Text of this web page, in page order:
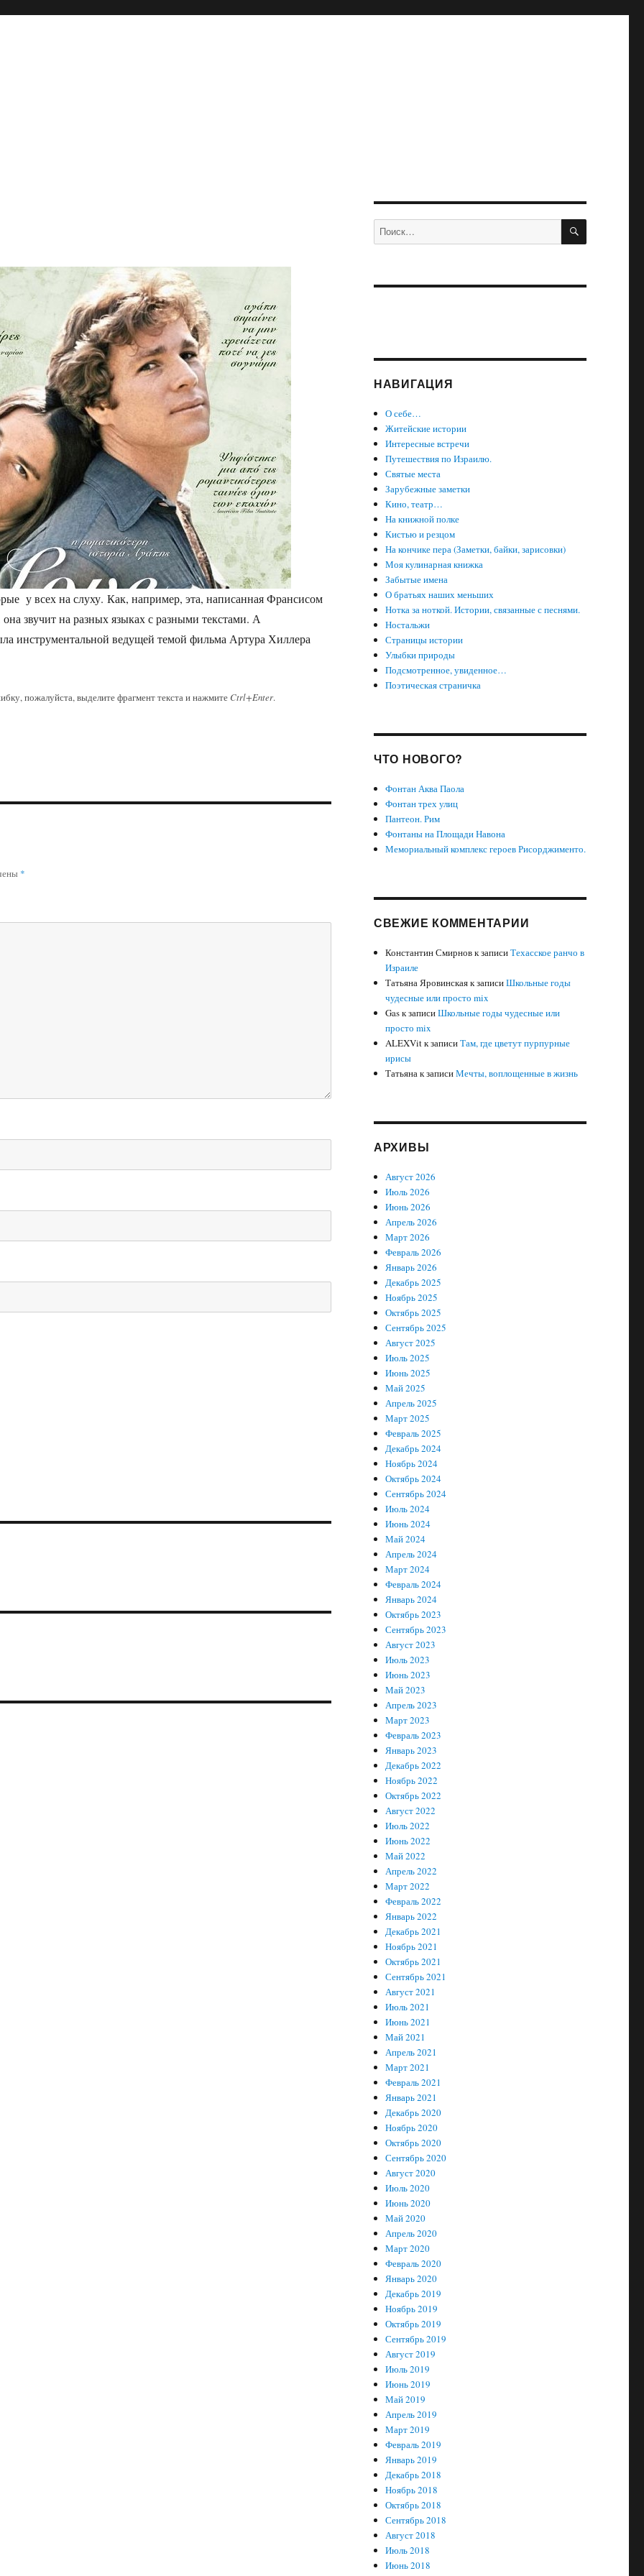
у всех на слуху. Как, например, эта, написанная Франсисом
звучит на разных языках с разными текстами. А
инструментальной ведущей темой фильма Артура Хиллера
пожалуйста, выделите фрагмент текста и нажмите Ctrl+Enter.
*
Искать: ПОИСК
НАВИГАЦИЯ
О себе…
Житейские истории
Интересные встречи
Путешествия по Израилю.
Святые места
Зарубежные заметки
Кино, театр…
На книжной полке
Кистью и резцом
На кончике пера (Заметки, байки, зарисовки)
Моя кулинарная книжка
Забытые имена
О братьях наших меньших
Нотка за ноткой. Истории, связанные с песнями.
Ностальжи
Страницы истории
Улыбки природы
Подсмотренное, увиденное…
Поэтическая страничка
ЧТО НОВОГО?
Фонтан Аква Паола
Фонтан трех улиц
Пантеон. Рим
Фонтаны на Площади Навона
Мемориальный комплекс героев Рисорджименто.
СВЕЖИЕ КОММЕНТАРИИ
Константин Смирновк записиТехасское ранчо в
Израиле
Татьяна Яровинскаяк записиШкольные годы
чудесные или просто mix
Gasк записиШкольные годы чудесные или
просто mix
ALEXVitк записиТам, где цветут пурпурные
ирисы
Татьянак записиМечты, воплощенные в жизнь
АРХИВЫ
Август 2026
Июль 2026
Июнь 2026
Апрель 2026
Март 2026
Февраль 2026
Январь 2026
Декабрь 2025
Ноябрь 2025
Октябрь 2025
Сентябрь 2025
Август 2025
Июль 2025
Июнь 2025
Май 2025
Апрель 2025
Март 2025
Февраль 2025
Декабрь 2024
Ноябрь 2024
Октябрь 2024
Сентябрь 2024
Июль 2024
Июнь 2024
Май 2024
Апрель 2024
Март 2024
Февраль 2024
Январь 2024
Октябрь 2023
Сентябрь 2023
Август 2023
Июль 2023
Июнь 2023
Май 2023
Апрель 2023
Март 2023
Февраль 2023
Январь 2023
Декабрь 2022
Ноябрь 2022
Октябрь 2022
Август 2022
Июль 2022
Июнь 2022
Май 2022
Апрель 2022
Март 2022
Февраль 2022
Январь 2022
Декабрь 2021
Ноябрь 2021
Октябрь 2021
Сентябрь 2021
Август 2021
Июль 2021
Июнь 2021
Май 2021
Апрель 2021
Март 2021
Февраль 2021
Январь 2021
Декабрь 2020
Ноябрь 2020
Октябрь 2020
Сентябрь 2020
Август 2020
Июль 2020
Июнь 2020
Май 2020
Апрель 2020
Март 2020
Февраль 2020
Январь 2020
Декабрь 2019
Ноябрь 2019
Октябрь 2019
Сентябрь 2019
Август 2019
Июль 2019
Июнь 2019
Май 2019
Апрель 2019
Март 2019
Февраль 2019
Январь 2019
Декабрь 2018
Ноябрь 2018
Октябрь 2018
Сентябрь 2018
Август 2018
Июль 2018
Июнь 2018